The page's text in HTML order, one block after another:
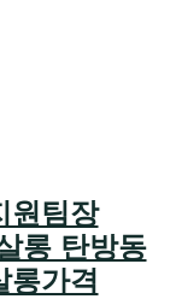
원팀장
롱 탄방동
롱가격